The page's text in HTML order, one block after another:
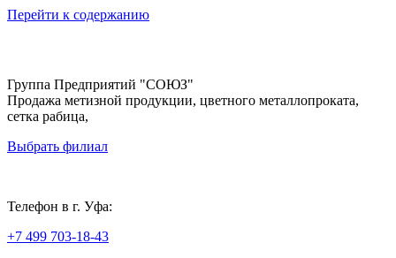
Перейти к содержанию
Группа Предприятий "СОЮЗ"
Продажа метизной продукции, цветного металлопроката,
сетка рабица,
Выбрать филиал
Телефон в г. Уфа:
+7 499 703-18-43